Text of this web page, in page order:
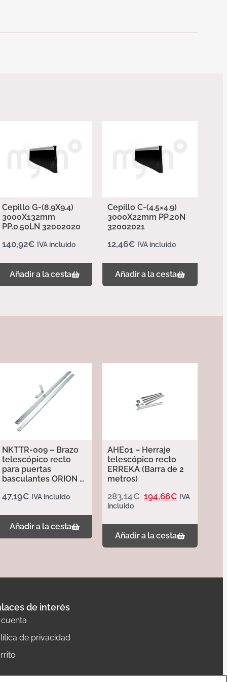
Cepillo G-(8.9X9.4)
3000X132mm
PP.0.50LN 32002020
140,92€ IVA incluido
Añadir a la cesta
Cepillo C-(4.5×4.9)
3000X22mm PP.20N
32002021
12,46€ IVA incluido
Añadir a la cesta
NKTTR-009 – Brazo
telescópico recto
para puertas
basculantes ORION –
47,19€ IVA incluido
Añadir a la cesta
AHE01 – Herraje
telescópico recto
ERREKA (Barra de 2
metros)
283,14€ 194,66€ IVA
incluido
Añadir a la cesta
de interés
cuenta
de privacidad